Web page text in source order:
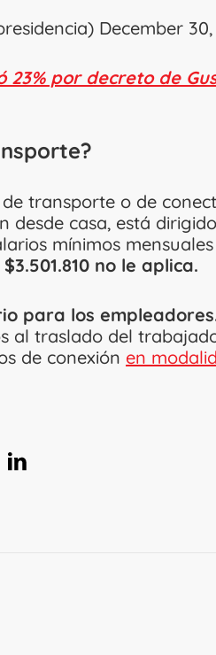
December
23% por decreto de
transporte o de
desde casa, está
mínimos
no le aplica.
para los
al traslado del
de conexión en
en Linkedin